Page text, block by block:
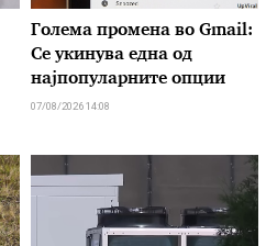
Голема промена во Gmail:
Се укинува една од
најпопуларните опции
07/08/2026 14:08